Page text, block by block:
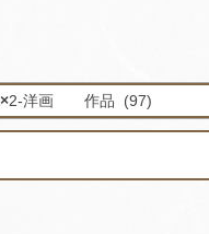
×2-洋画 作品 (97)